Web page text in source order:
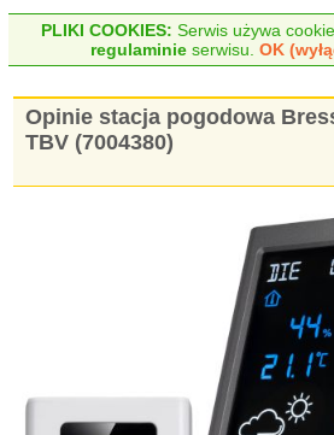
PLIKI COOKIES: Serwis używa
regulaminie serwisu.OK
Opinie stacja pogodowa
TBV (7004380)